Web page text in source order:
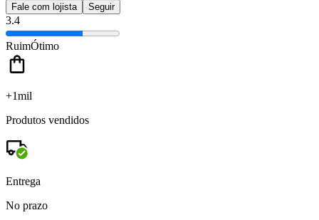
Fale com lojista Seguir
3.4
RuimÓtimo
+1mil
Produtos vendidos
Entrega
No prazo